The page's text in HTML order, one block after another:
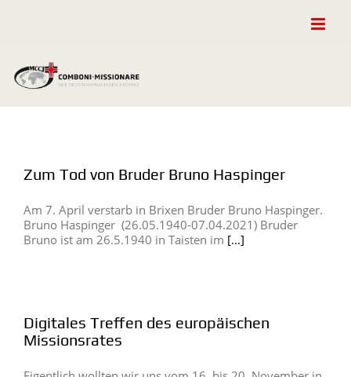
Zum Tod von Bruder Bruno Haspinger
Am 7. April verstarb in Brixen Bruder Bruno Haspinger.
Bruno Haspinger (26.05.1940-07.04.2021) Bruder
Bruno ist am 26.5.1940 in Taisten im [...]
Digitales Treffen des europäischen
Missionsrates